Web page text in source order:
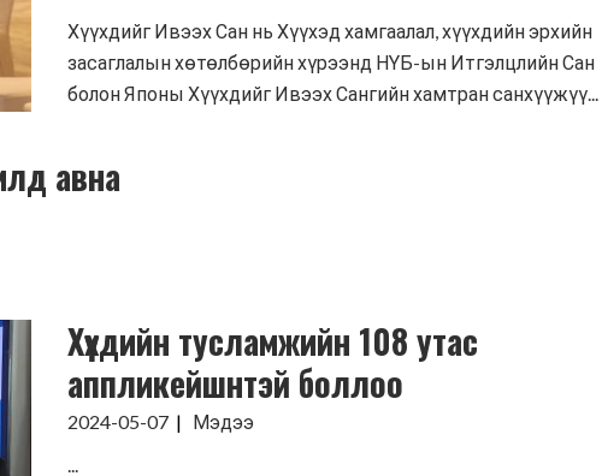
Хүүхдийг Ивээх Сан нь Хүүхэд хамгаалал, хүүхдийн эрхийн
засаглалын хөтөлбөрийн хүрээнд НҮБ-ын Итгэлцлийн Сан
болон Японы Хүүхдийг Ивээх Сангийн хамтран санхүүжүү...
авна
Хүүхдийн тусламжийн 108 утас
аппликейшнтэй боллоо
2024-05-07
Мэдээ